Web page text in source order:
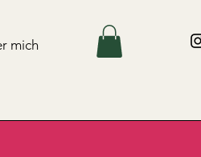
mich